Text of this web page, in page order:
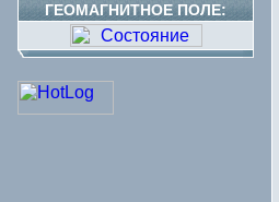
ГЕОМАГНИТНОЕ ПОЛЕ: